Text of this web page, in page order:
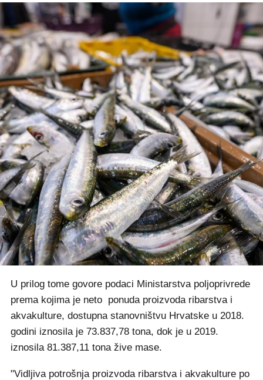
U prilog tome govore podaci Ministarstva poljoprivrede
prema kojima je neto ponuda proizvoda ribarstva i
akvakulture, dostupna stanovništvu Hrvatske u 2018.
godini iznosila je 73.837,78 tona, dok je u 2019.
iznosila 81.387,11 tona žive mase.
"Vidljiva potrošnja proizvoda ribarstva i akvakulture po